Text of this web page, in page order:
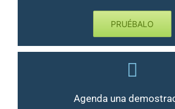
PRUÉBALO
Agenda una